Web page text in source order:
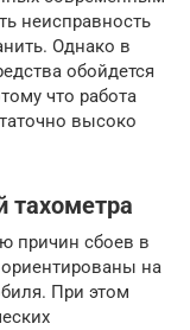
неисправность
Однако в
обойдется
что работа
высоко
тахометра
причин сбоев в
ориентированы на
При этом